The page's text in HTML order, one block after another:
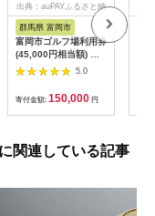
出典：auPAYふるさと納
群馬県 富岡市
富岡市ゴルフ場利用券
(45,000円相当額) ゴ
ルフ チケット 平日 土
日 祝日 プレー券 関東
群馬県 首都圏 F20E-
382
5.0
寄付金額: 150,000 円
関連している記事